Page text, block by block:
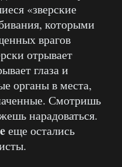
«зверские
которыми
врагов
отрывает
глаза и
органы в места,
Смотришь
нарадоваться.
еще остались